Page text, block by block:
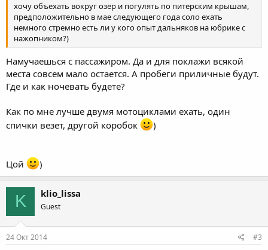
хочу объехать вокруг озер и погулять по питерским крышам,
предположительно в мае следующего года соло ехать
немного стремно есть ли у кого опыт дальняков на юбрике с
нажопником?)
Намучаешься с пассажиром. Да и для поклажи всякой
места совсем мало остается. А пробеги приличные будут.
Где и как ночевать будете?
Как по мне лучше двумя мотоциклами ехать, один
спички везет, другой коробок
)
Цой )
K klio_lissa
Guest
24 Окт 2014 #3